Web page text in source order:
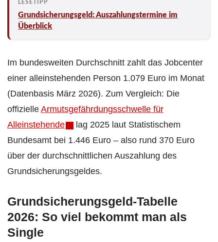
Grundsicherungsgeld: Auszahlungstermine im
Überblick
Im bundesweiten Durchschnitt zahlt das Jobcenter
einer alleinstehenden Person 1.079 Euro im Monat
(Datenbasis März 2026). Zum Vergleich: Die
offizielle Armutsgefährdungsschwelle für
Alleinstehende
lag 2025 laut Statistischem
Bundesamt bei 1.446 Euro – also rund 370 Euro
über der durchschnittlichen Auszahlung des
Grundsicherungsgeldes.
Grundsicherungsgeld-Tabelle
2026: So viel bekommt man als
Single